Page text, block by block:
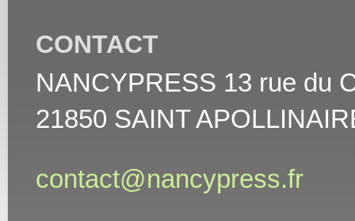
CONTACT
NANCYPRESS 13 rue du
21850 SAINT
contact@nancypress.fr